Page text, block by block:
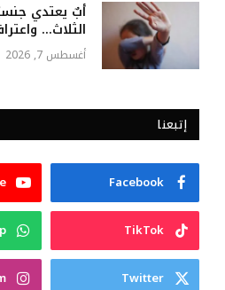
أبٌ يعتدي
الثلاث…
أغسطس 7, 2026
إتبعنا
Facebook
TikTok
Twitter